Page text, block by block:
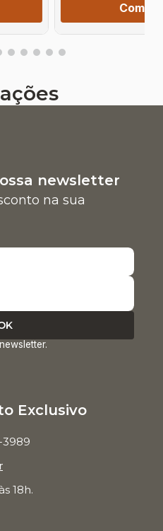
newsletter
na sua
Exclusivo
3989
18h.